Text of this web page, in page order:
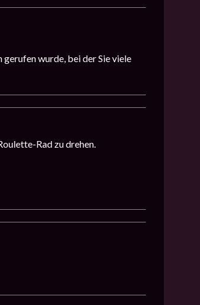
gerufen wurde, bei der Sie viele
Rad zu drehen.